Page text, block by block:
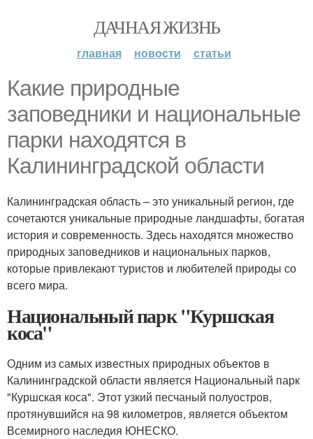
ДАЧНАЯ ЖИЗНЬ
главная новости статьи
Какие природные
заповедники и национальные
парки находятся в
Калининградской области
Калининградская область – это уникальный регион, где
сочетаются уникальные природные ландшафты, богатая
история и современность. Здесь находятся множество
природных заповедников и национальных парков,
которые привлекают туристов и любителей природы со
всего мира.
Национальный парк "Куршская
коса"
Одним из самых известных природных объектов в
Калининградской области является Национальный парк
"Куршская коса". Этот узкий песчаный полуостров,
протянувшийся на 98 километров, является объектом
Всемирного наследия ЮНЕСКО.